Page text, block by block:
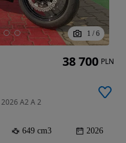
1 / 6
A2 A 2
649 cm3 2026
38 700 PLN